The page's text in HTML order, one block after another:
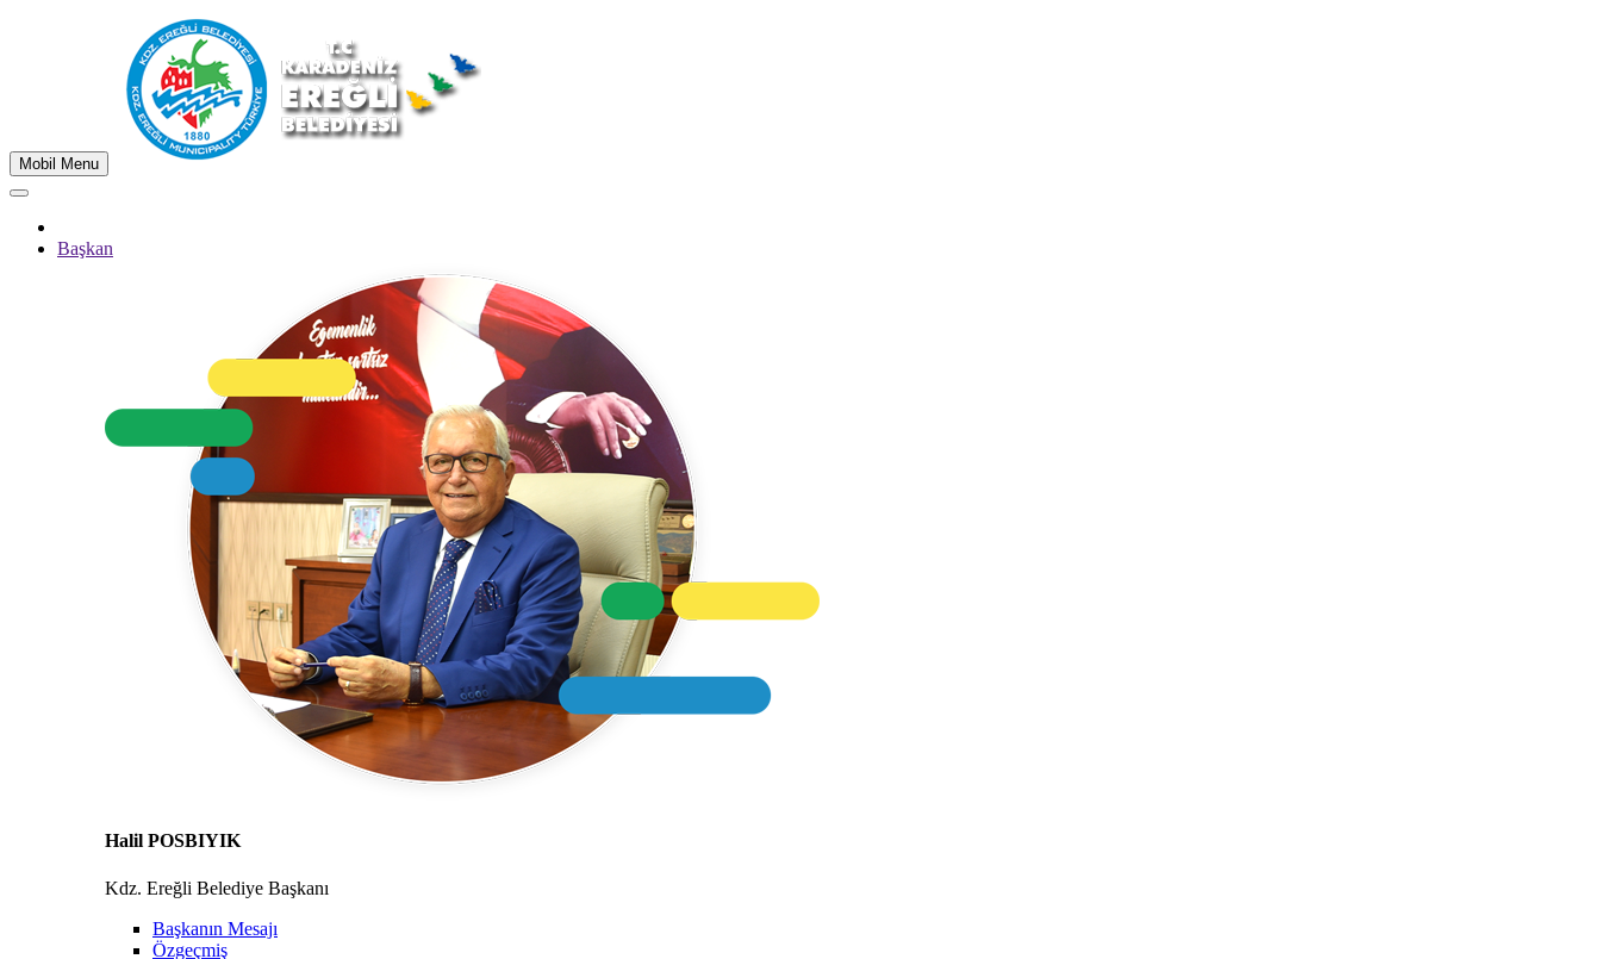
Mobil Menu
Başkan
Halil POSBIYIK
Kdz. Ereğli Belediye Başkanı
Başkanın Mesajı
Özgeçmiş